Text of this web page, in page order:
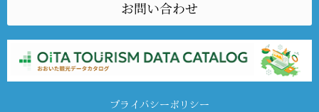
お問い合わせ
プライバシーポリシー